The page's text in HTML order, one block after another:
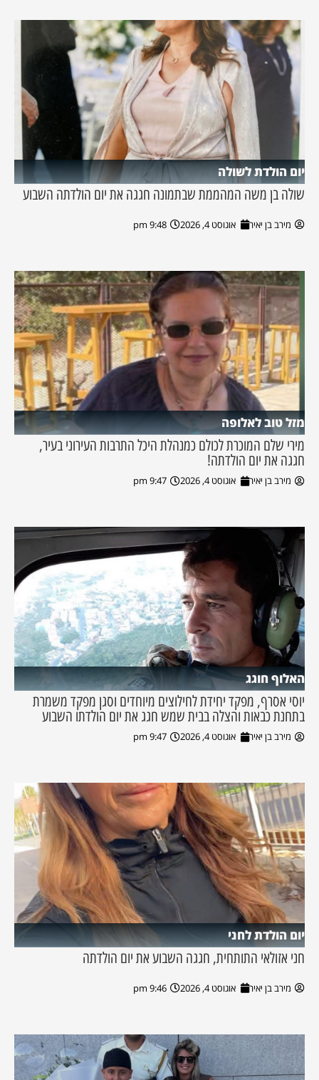
יום הולדת לשולה
שולה בן משה המהממת שבתמונה חגגה את יום הולדתה השבוע
מירב בן יאיר אוגוסט 4, 2026 9:48 pm
מזל טוב לאלופה
מירי שלם המוכרת לכולם כמנהלת היכל התרבות העירוני בעיר,
חגגה את יום הולדתה!
מירב בן יאיר אוגוסט 4, 2026 9:47 pm
האלוף חוגג
יוסי אסרף, מפקד יחידת לחילוצים מיוחדים וסגן מפקד משמרת
בתחנת כבאות והצלה בבית שמש חגג את יום הולדתו השבוע
מירב בן יאיר אוגוסט 4, 2026 9:47 pm
יום הולדת לחני
חני אזולאי התותחית, חגגה השבוע את יום הולדתה
מירב בן יאיר אוגוסט 4, 2026 9:46 pm